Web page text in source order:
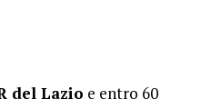
del Lazio e entro 60